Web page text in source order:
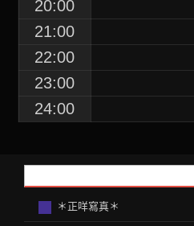
20:00
21:00
22:00
23:00
24:00
＊正咩寫真＊